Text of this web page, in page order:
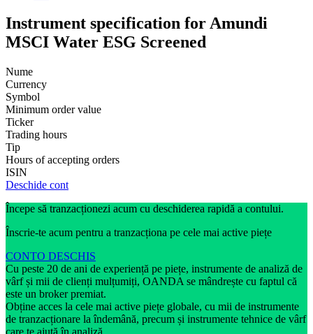
Instrument specification for Amundi
MSCI Water ESG Screened
Nume
Currency
Symbol
Minimum order value
Ticker
Trading hours
Tip
Hours of accepting orders
ISIN
Deschide cont
Începe să tranzacționezi acum cu deschiderea rapidă a contului.
Înscrie-te acum pentru a tranzacționa pe cele mai active piețe
CONTO DESCHIS
Cu peste 20 de ani de experiență pe piețe, instrumente de analiză de
vârf și mii de clienți mulțumiți, OANDA se mândrește cu faptul că
este un broker premiat.
Obține acces la cele mai active piețe globale, cu mii de instrumente
de tranzacționare la îndemână, precum și instrumente tehnice de vârf
care te ajută în analiză.